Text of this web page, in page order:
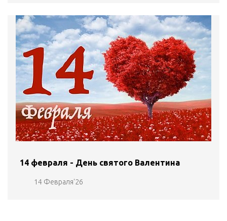
14 февраля - День святого Валентина
14 Февраля'26